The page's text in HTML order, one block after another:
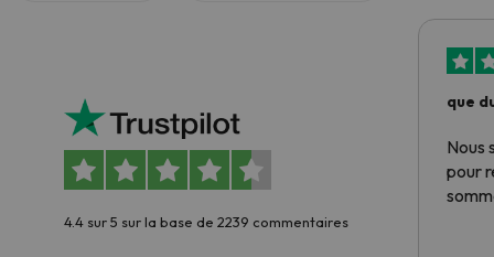
4.4 sur 5 sur la base de 2239 commentaires
que
Nous
pour